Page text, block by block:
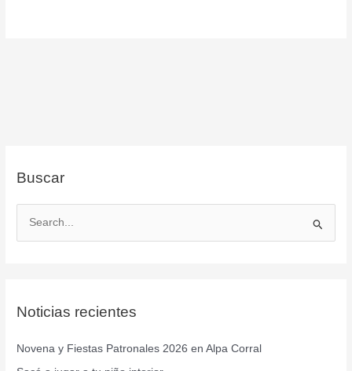
Buscar
a
p
Noticias recientes
Novena y Fiestas Patronales 2026 en Alpa Corral